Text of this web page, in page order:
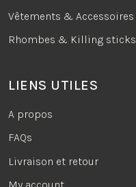
Vêtements & Accessoires
Rhombes & Killing sticks
LIENS UTILES
A propos
FAQs
Livraison et retour